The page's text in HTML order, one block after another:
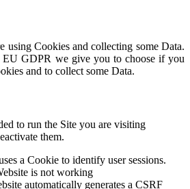
using Cookies and collecting some Data.
GDPR we give you to choose if you
and to collect some Data.
to run the Site you are visiting
them.
a Cookie to identify user sessions.
is not working
automatically generates a CSRF